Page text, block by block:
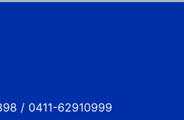
/ 0411-62910999